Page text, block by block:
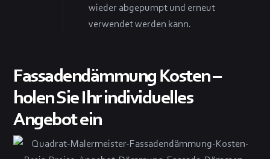
wieder abgepumpt und erneut
verwendet werden kann.
Fassadendämmung Kosten –
holen Sie Ihr individuelles
Angebot ein